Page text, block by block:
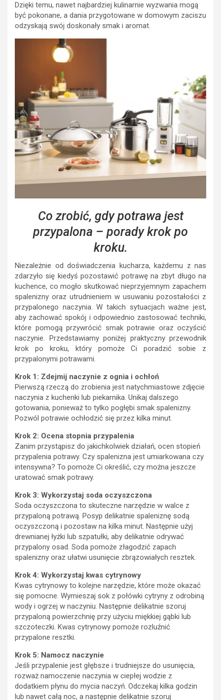
Dzięki temu, nawet najbardziej kulinarnie wyzwania mogą
być pokonane, a dania przygotowane w domowym zaciszu
odzyskają swój doskonały smak i aromat.
Co zrobić, gdy potrawa jest
przypalona – porady krok po
kroku.
Niezależnie od doświadczenia kucharza, każdemu z nas
zdarzyło się kiedyś pozostawić potrawę na zbyt długo na
kuchence, co mogło skutkować nieprzyjemnym zapachem
spalenizny oraz utrudnieniem w usuwaniu pozostałości z
przypalonego naczynia. W takich sytuacjach ważne jest,
aby zachować spokój i odpowiednio zastosować techniki,
które pomogą przywrócić smak potrawie oraz oczyścić
naczynie. Przedstawiamy poniżej praktyczny przewodnik
krok po kroku, który pomoże Ci poradzić sobie z
przypalonymi potrawami.
Krok 1: Zdejmij naczynie z ognia i ochłoń
Pierwszą rzeczą do zrobienia jest natychmiastowe zdjęcie
naczynia z kuchenki lub piekarnika. Unikaj dalszego
gotowania, ponieważ to tylko pogłębi smak spalenizny.
Pozwól potrawie ochłodzić się przez kilka minut.
Krok 2: Ocena stopnia przypalenia
Zanim przystąpisz do jakichkolwiek działań, ocen stopień
przypalenia potrawy. Czy spalenizna jest umiarkowana czy
intensywna? To pomoże Ci określić, czy można jeszcze
uratować smak potrawy.
Krok 3: Wykorzystaj soda oczyszczona
Soda oczyszczona to skuteczne narzędzie w walce z
przypaloną potrawą. Posyp delikatnie spaleniznę sodą
oczyszczoną i pozostaw na kilka minut. Następnie użyj
drewnianej łyżki lub szpatułki, aby delikatnie odrywać
przypalony osad. Soda pomoże złagodzić zapach
spalenizny oraz ułatwi usunięcie zbrązowiałych resztek.
Krok 4: Wykorzystaj kwas cytrynowy
Kwas cytrynowy to kolejne narzędzie, które może okazać
się pomocne. Wymieszaj sok z połówki cytryny z odrobiną
wody i ogrzej w naczyniu. Następnie delikatnie szoruj
przypaloną powierzchnię przy użyciu miękkiej gąbki lub
szczoteczki. Kwas cytrynowy pomoże rozluźnić
przypalone resztki.
Krok 5: Namocz naczynie
Jeśli przypalenie jest głębsze i trudniejsze do usunięcia,
rozważ namoczenie naczynia w ciepłej wodzie z
dodatkiem płynu do mycia naczyń. Odczekaj kilka godzin
lub nawet całą noc, a następnie delikatnie szoruj